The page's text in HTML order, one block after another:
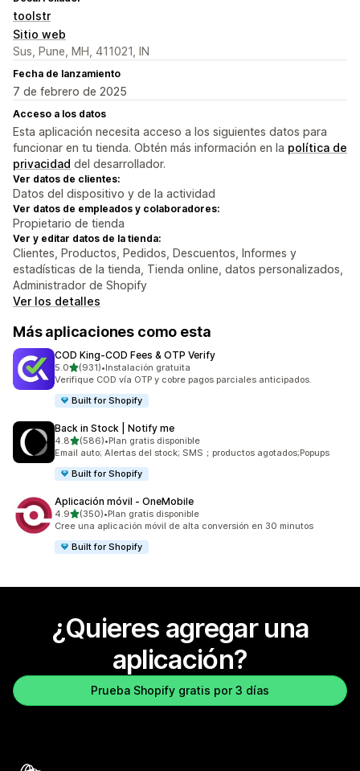
toolstr
Sitio web
Sus, Pune, MH, 411021, IN
Fecha de lanzamiento
7 de febrero de 2025
Acceso a los datos
Esta aplicación necesita acceso a los siguientes datos para
funcionar en tu tienda. Obtén más información en la política de
privacidad del desarrollador.
Ver datos de clientes:
Datos del dispositivo y de la actividad
Ver datos de empleados y colaboradores:
Propietario de tienda
Ver y editar datos de la tienda:
Clientes, Productos, Pedidos, Descuentos, Informes y
estadísticas de la tienda, Tienda online, datos personalizados,
Administrador de Shopify
Ver los detalles
Más aplicaciones como esta
COD King‑COD Fees & OTP Verify
5.0de 5 estrellas
(931)
931 reseñas en total
•Instalación gratuita
Verifique COD vía OTP y cobre pagos parciales anticipados.
Built for Shopify
Back in Stock | Notify me
4.8de 5 estrellas
(586)
586 reseñas en total
•Plan gratis disponible
Email auto; Alertas del stock; SMS；productos agotados;Popups
Built for Shopify
Aplicación móvil ‑ OneMobile
4.9de 5 estrellas
(350)
350 reseñas en total
•Plan gratis disponible
Cree una aplicación móvil de alta conversión en 30 minutos
Built for Shopify
¿Quieres agregar una
aplicación?
Prueba Shopify gratis por 3 días